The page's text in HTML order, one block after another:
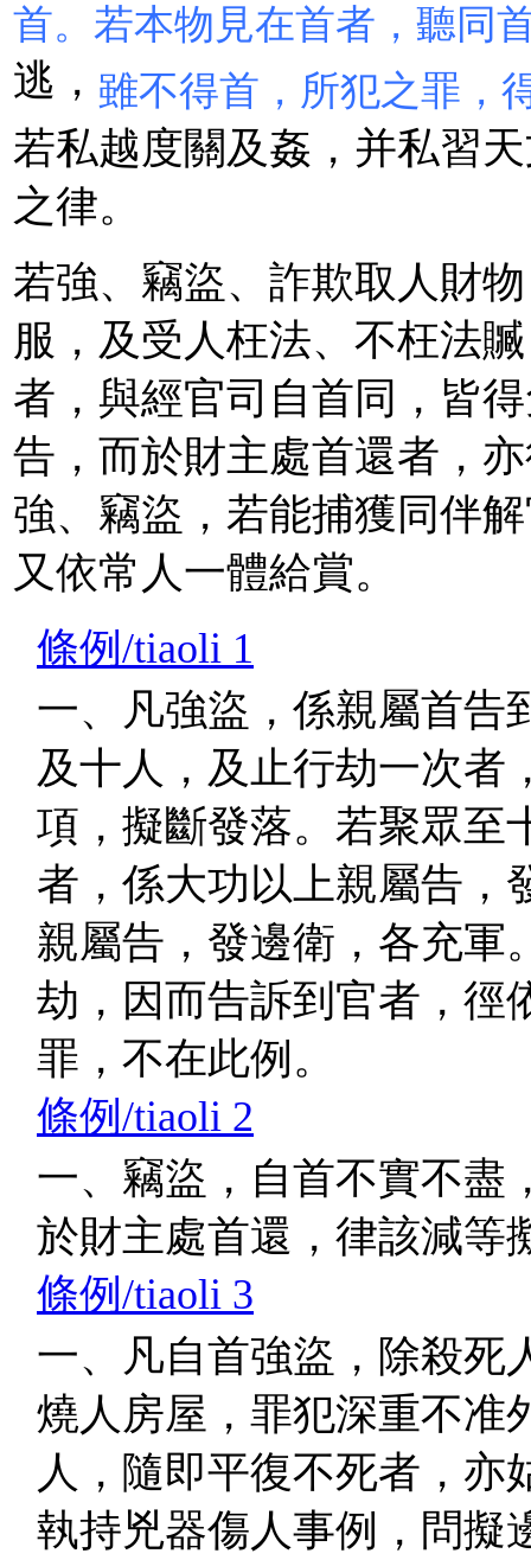
首。若本物見在首者，聽同
逃， 雖不得首，所犯之罪，
若私越度關及姦，并私習
之律。
若強、竊盜、詐欺取人財
服，及受人枉法、不枉法
者，與經官司自首同，皆
告，而於財主處首還者，
強、竊盜，若能捕獲同伴
又依常人一體給賞。
條例/tiaoli 1
一、凡強盜，係親屬首告
及十人，及止行劫一次者
項，擬斷發落。若聚眾至
者，係大功以上親屬告，
親屬告，發邊衛，各充軍
劫，因而告訴到官者，徑
罪，不在此例。
條例/tiaoli 2
一、竊盜，自首不實不盡
於財主處首還，律該減等
條例/tiaoli 3
一、凡自首強盜，除殺死
燒人房屋，罪犯深重不准
人，隨即平復不死者，亦
執持兇器傷人事例，問擬